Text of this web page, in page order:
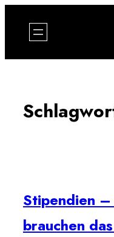
Inhalt
springen
Stipendien –
brauchen